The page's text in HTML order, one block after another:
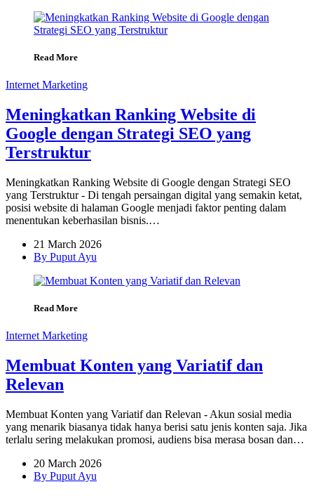
Read More
Internet Marketing
Meningkatkan Ranking Website di
Google dengan Strategi SEO yang
Terstruktur
Meningkatkan Ranking Website di Google dengan Strategi SEO
yang Terstruktur - Di tengah persaingan digital yang semakin ketat,
posisi website di halaman Google menjadi faktor penting dalam
menentukan keberhasilan bisnis.…
21 March 2026
By Puput Ayu
Read More
Internet Marketing
Membuat Konten yang Variatif dan
Relevan
Membuat Konten yang Variatif dan Relevan - Akun sosial media
yang menarik biasanya tidak hanya berisi satu jenis konten saja. Jika
terlalu sering melakukan promosi, audiens bisa merasa bosan dan…
20 March 2026
By Puput Ayu